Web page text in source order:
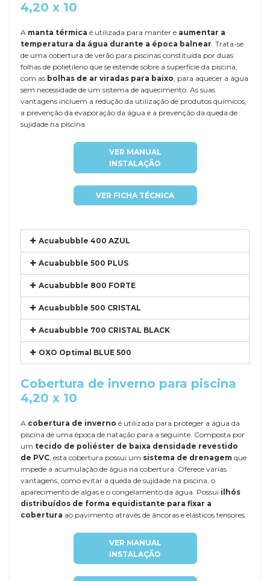
4,20 x 10
A manta térmica é utilizada para manter e aumentar a
temperatura da água durante a época balnear. Trata-se
de uma cobertura de verão para piscinas constituída por duas
folhas de polietileno que se estende sobre a superfície da piscina,
com as bolhas de ar viradas para baixo, para aquecer a água
sem necessidade de um sistema de aquecimento. As suas
vantagens incluem a redução da utilização de produtos químicos,
a prevenção da evaporação da água e a prevenção da queda de
sujidade na piscina.
VER MANUAL
INSTALAÇÃO
VER FICHA TÉCNICA
Acuabubble 400 AZUL
Acuabubble 500 PLUS
Acuabubble 800 FORTE
Acuabubble 500 CRISTAL
Acuabubble 700 CRISTAL BLACK
OXO Optimal BLUE 500
Cobertura de inverno para piscina
4,20 x 10
A cobertura de inverno é utilizada para proteger a água da
piscina de uma época de natação para a seguinte. Composta por
um tecido de poliéster de baixa densidade revestido
de PVC, esta cobertura possui um sistema de drenagem que
impede a acumulação de água na cobertura. Oferece várias
vantagens, como evitar a queda de sujidade na piscina, o
aparecimento de algas e o congelamento da água. Possui ilhós
distribuídos de forma equidistante para fixar a
cobertura ao pavimento através de âncoras e elásticos tensores.
VER MANUAL
INSTALAÇÃO